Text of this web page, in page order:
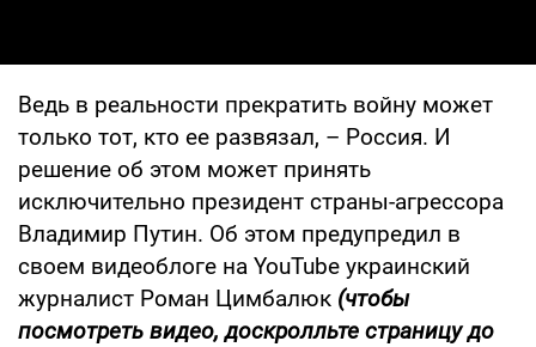
Ведь в реальности прекратить войну может
только тот, кто ее развязал, – Россия. И
решение об этом может принять
исключительно президент страны-агрессора
Владимир Путин. Об этом предупредил в
своем видеоблоге на YouTube украинский
журналист Роман Цимбалюк (чтобы
посмотреть видео, доскролльте страницу до